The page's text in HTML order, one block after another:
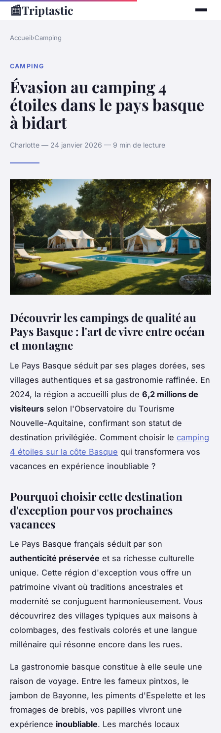
📰Triptastic
Accueil›Camping
CAMPING
Évasion au camping 4
étoiles dans le pays basque
à bidart
Charlotte — 24 janvier 2026 — 9 min de lecture
Découvrir les campings de qualité au
Pays Basque : l'art de vivre entre océan
et montagne
Le Pays Basque séduit par ses plages dorées, ses
villages authentiques et sa gastronomie raffinée. En
2024, la région a accueilli plus de 6,2 millions de
visiteurs selon l'Observatoire du Tourisme
Nouvelle-Aquitaine, confirmant son statut de
destination privilégiée. Comment choisir le camping
4 étoiles sur la côte Basque qui transformera vos
vacances en expérience inoubliable ?
Pourquoi choisir cette destination
d'exception pour vos prochaines
vacances
Le Pays Basque français séduit par son
authenticité préservée et sa richesse culturelle
unique. Cette région d'exception vous offre un
patrimoine vivant où traditions ancestrales et
modernité se conjuguent harmonieusement. Vous
découvrirez des villages typiques aux maisons à
colombages, des festivals colorés et une langue
millénaire qui résonne encore dans les rues.
La gastronomie basque constitue à elle seule une
raison de voyage. Entre les fameux pintxos, le
jambon de Bayonne, les piments d'Espelette et les
fromages de brebis, vos papilles vivront une
expérience inoubliable. Les marchés locaux